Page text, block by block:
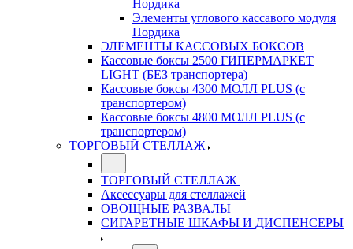
Нордика
Элементы углового кассавого модуля
Нордика
ЭЛЕМЕНТЫ КАССОВЫХ БОКСОВ
Кассовые боксы 2500 ГИПЕРМАРКЕТ
LIGHT (БЕЗ транспортера)
Кассовые боксы 4300 МОЛЛ PLUS (с
транспортером)
Кассовые боксы 4800 МОЛЛ PLUS (с
транспортером)
ТОРГОВЫЙ СТЕЛЛАЖ
ТОРГОВЫЙ СТЕЛЛАЖ
Аксессуары для стеллажей
ОВОЩНЫЕ РАЗВАЛЫ
СИГАРЕТНЫЕ ШКАФЫ И ДИСПЕНСЕРЫ